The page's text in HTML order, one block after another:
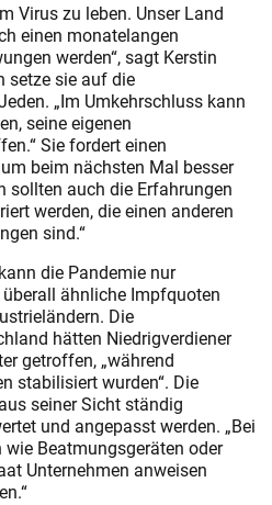
Virus zu leben. Unser Land
einen monatelangen
werden“, sagt Kerstin
setze sie auf die
„Im Umkehrschluss kann
seine eigenen
Sie fordert einen
beim nächsten Mal besser
sollten auch die Erfahrungen
werden, die einen anderen
sind.“
die Pandemie nur
ähnliche Impfquoten
Die
hätten Niedrigverdiener
getroffen, „während
stabilisiert wurden“. Die
seiner Sicht ständig
und angepasst werden. „Bei
Beatmungsgeräten oder
Unternehmen anweisen